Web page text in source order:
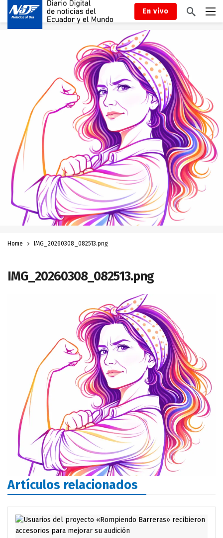
En vivo
Home IMG_20260308_082513.png
IMG_20260308_082513.png
Artículos relacionados